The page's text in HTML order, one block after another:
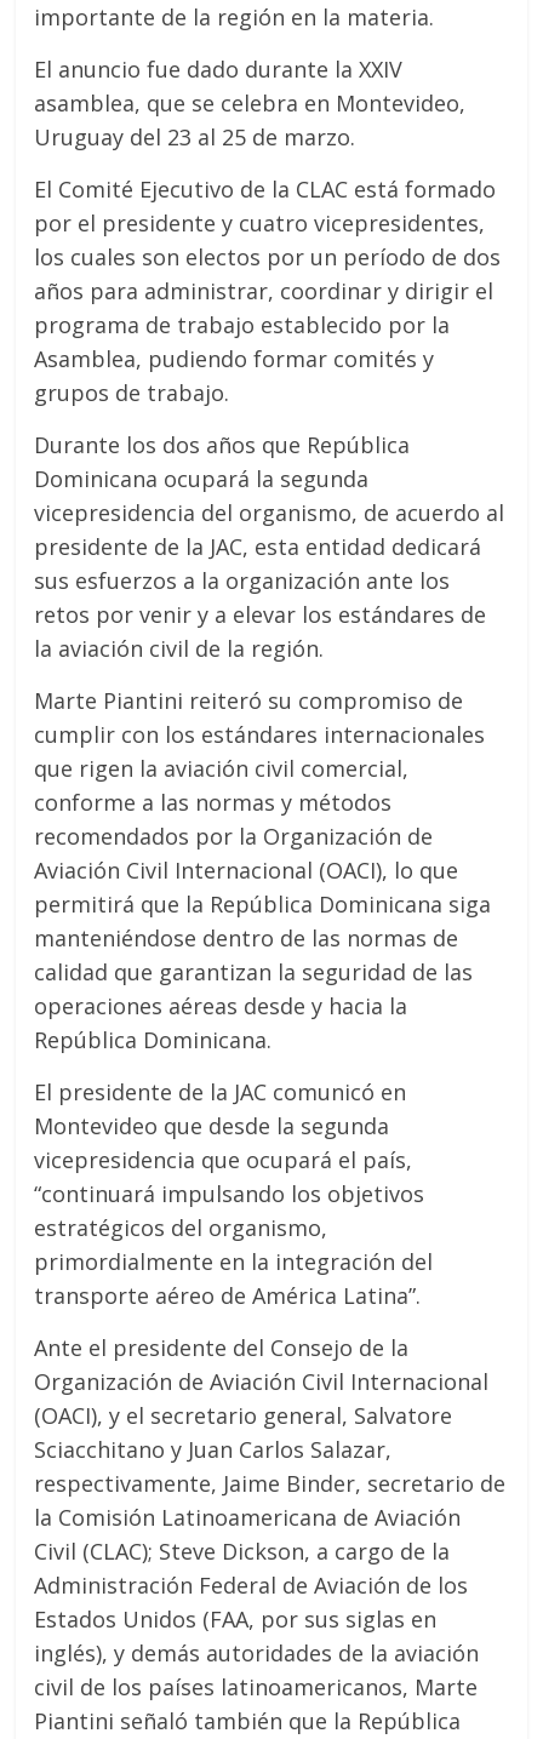
importante de la región en la materia.
El anuncio fue dado durante la XXIV
asamblea, que se celebra en Montevideo,
Uruguay del 23 al 25 de marzo.
El Comité Ejecutivo de la CLAC está formado
por el presidente y cuatro vicepresidentes,
los cuales son electos por un período de dos
años para administrar, coordinar y dirigir el
programa de trabajo establecido por la
Asamblea, pudiendo formar comités y
grupos de trabajo.
Durante los dos años que República
Dominicana ocupará la segunda
vicepresidencia del organismo, de acuerdo al
presidente de la JAC, esta entidad dedicará
sus esfuerzos a la organización ante los
retos por venir y a elevar los estándares de
la aviación civil de la región.
Marte Piantini reiteró su compromiso de
cumplir con los estándares internacionales
que rigen la aviación civil comercial,
conforme a las normas y métodos
recomendados por la Organización de
Aviación Civil Internacional (OACI), lo que
permitirá que la República Dominicana siga
manteniéndose dentro de las normas de
calidad que garantizan la seguridad de las
operaciones aéreas desde y hacia la
República Dominicana.
El presidente de la JAC comunicó en
Montevideo que desde la segunda
vicepresidencia que ocupará el país,
“continuará impulsando los objetivos
estratégicos del organismo,
primordialmente en la integración del
transporte aéreo de América Latina”.
Ante el presidente del Consejo de la
Organización de Aviación Civil Internacional
(OACI), y el secretario general, Salvatore
Sciacchitano y Juan Carlos Salazar,
respectivamente, Jaime Binder, secretario de
la Comisión Latinoamericana de Aviación
Civil (CLAC); Steve Dickson, a cargo de la
Administración Federal de Aviación de los
Estados Unidos (FAA, por sus siglas en
inglés), y demás autoridades de la aviación
civil de los países latinoamericanos, Marte
Piantini señaló también que la República